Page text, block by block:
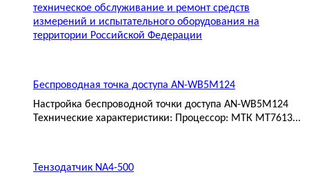
техническое обслуживание и ремонт средств
измерений и испытательного оборудования на
территории Российской Федерации
Беспроводная точка доступа AN-WB5M124
Настройка беспроводной точки доступа AN-WB5M124
Технические характеристики: Процессор: МТК MT7613...
Тензодатчик NA4-500